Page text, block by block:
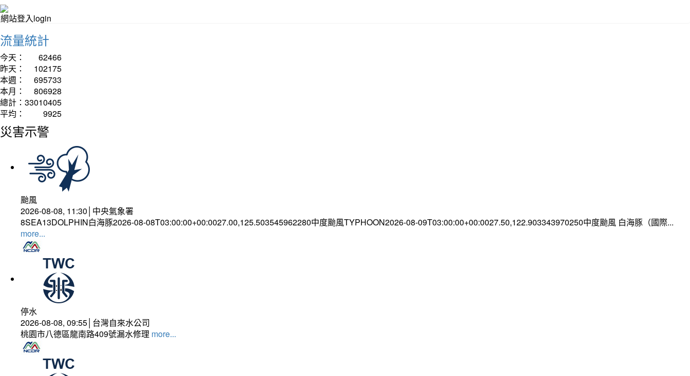
網站登入login
流量統計
今天：
62466
昨天：
102175
本週：
695733
本月：
806928
總計： 33010405
平均：
9925
災害示警
颱風
2026-08-08, 11:30│中央氣象署
8SEA13DOLPHIN白海豚2026-08-08T03:00:00+00:0027.00,125.503545962280中度颱風TYPHOON2026-08-09T03:00:00+00:0027.50,122.903343970250中度颱風 白海豚（國際...
more...
停水
2026-08-08, 09:55│台灣自來水公司
桃園市八德區龍南路409號漏水修理 more...